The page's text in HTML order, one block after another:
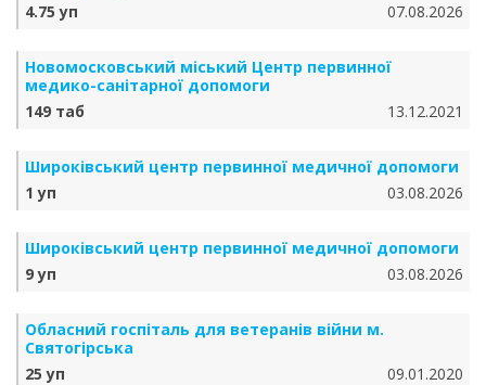
4.75 уп
07.08.2026
Новомосковський міський Центр первинної
медико-санітарної допомоги
149 таб
13.12.2021
Широківський центр первинної медичної допомоги
1 уп
03.08.2026
Широківський центр первинної медичної допомоги
9 уп
03.08.2026
Обласний госпіталь для ветеранів війни м.
Святогірська
25 уп
09.01.2020